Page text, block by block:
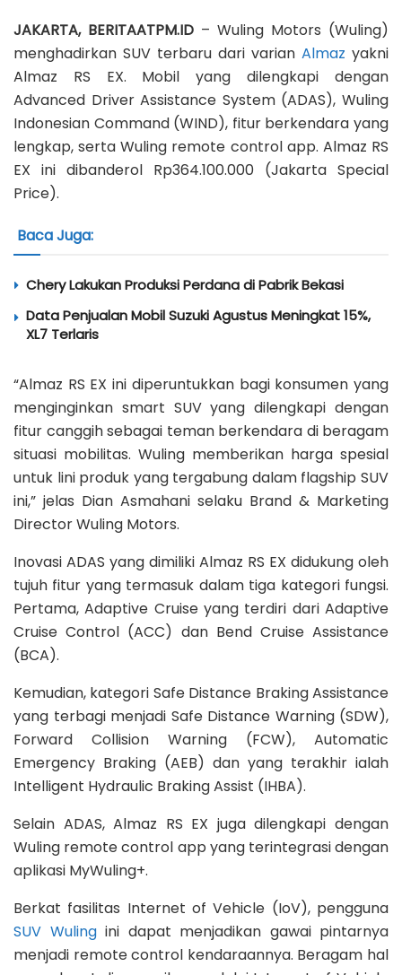
JAKARTA, BERITAATPM.ID – Wuling Motors (Wuling)
menghadirkan SUV terbaru dari varian Almaz yakni
Almaz RS EX. Mobil yang dilengkapi dengan
Advanced Driver Assistance System (ADAS), Wuling
Indonesian Command (WIND), fitur berkendara yang
lengkap, serta Wuling remote control app. Almaz RS
EX ini dibanderol Rp364.100.000 (Jakarta Special
Price).
Baca Juga:
Chery Lakukan Produksi Perdana di Pabrik Bekasi
Data Penjualan Mobil Suzuki Agustus Meningkat 15%,
XL7 Terlaris
“Almaz RS EX ini diperuntukkan bagi konsumen yang
menginginkan smart SUV yang dilengkapi dengan
fitur canggih sebagai teman berkendara di beragam
situasi mobilitas. Wuling memberikan harga spesial
untuk lini produk yang tergabung dalam flagship SUV
ini,” jelas Dian Asmahani selaku Brand & Marketing
Director Wuling Motors.
Inovasi ADAS yang dimiliki Almaz RS EX didukung oleh
tujuh fitur yang termasuk dalam tiga kategori fungsi.
Pertama, Adaptive Cruise yang terdiri dari Adaptive
Cruise Control (ACC) dan Bend Cruise Assistance
(BCA).
Kemudian, kategori Safe Distance Braking Assistance
yang terbagi menjadi Safe Distance Warning (SDW),
Forward Collision Warning (FCW), Automatic
Emergency Braking (AEB) dan yang terakhir ialah
Intelligent Hydraulic Braking Assist (IHBA).
Selain ADAS, Almaz RS EX juga dilengkapi dengan
Wuling remote control app yang terintegrasi dengan
aplikasi MyWuling+.
Berkat fasilitas Internet of Vehicle (IoV), pengguna
SUV Wulingini dapat menjadikan gawai pintarnya
menjadi remote control kendaraannya. Beragam hal